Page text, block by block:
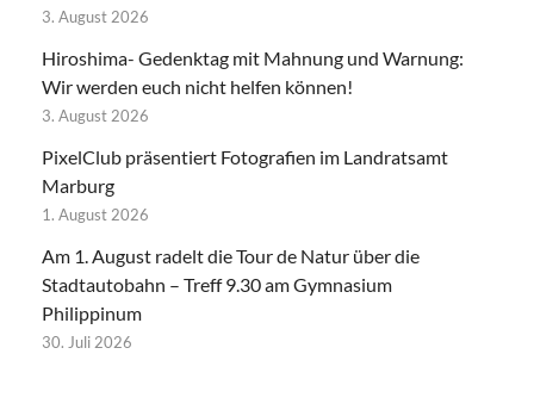
3. August 2026
Hiroshima- Gedenktag mit Mahnung und Warnung:
Wir werden euch nicht helfen können!
3. August 2026
PixelClub präsentiert Fotografien im Landratsamt
Marburg
1. August 2026
Am 1. August radelt die Tour de Natur über die
Stadtautobahn – Treff 9.30 am Gymnasium
Philippinum
30. Juli 2026